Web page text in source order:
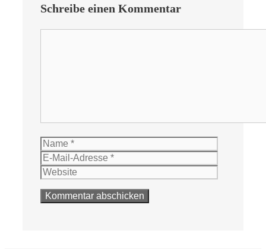
Schreibe einen Kommentar
Name